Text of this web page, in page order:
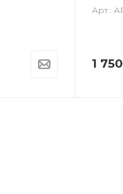
Арт.:
1 750